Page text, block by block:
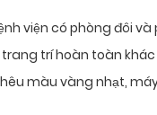
viện có phòng đôi
trí hoàn toàn
màu vàng nhạt,